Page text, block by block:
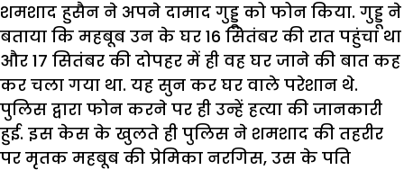
शमशाद हुसैन ने अपने दामाद गुड्डू को फोन किया. गुड्डू ने
बताया कि महबूब उन के घर 16 सितंबर की रात पहुंचा था
और 17 सितंबर की दोपहर में ही वह घर जाने की बात कह
कर चला गया था. यह सुन कर घर वाले परेशान थे.
पुलिस द्वारा फोन करने पर ही उन्हें हत्या की जानकारी
हुई. इस केस के खुलते ही पुलिस ने शमशाद की तहरीर
पर मृतक महबूब की प्रेमिका नरगिस, उस के पति